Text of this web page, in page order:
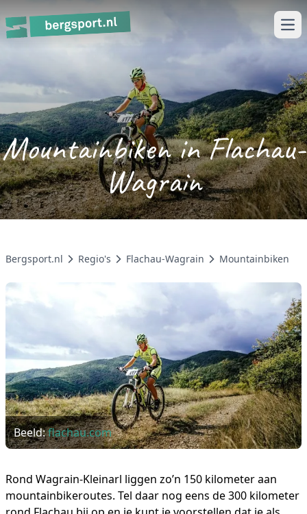
Mountainbiken in Flachau-
Wagrain
Bergsport.nl Regio's Flachau-Wagrain Mountainbiken
Beeld:flachau.com
Rond Wagrain-Kleinarl liggen zo’n 150 kilometer aan
mountainbikeroutes. Tel daar nog eens de 300 kilometer